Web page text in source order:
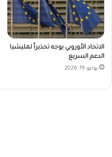
الاتحاد الأوروبي يوجه تحذيراً لمليشيا
الدعم السريع
يونيو 19, 2026